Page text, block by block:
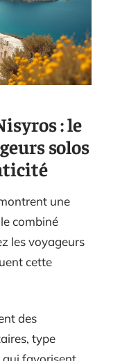
: le
solos
une
combiné
les voyageurs
cette
des
type